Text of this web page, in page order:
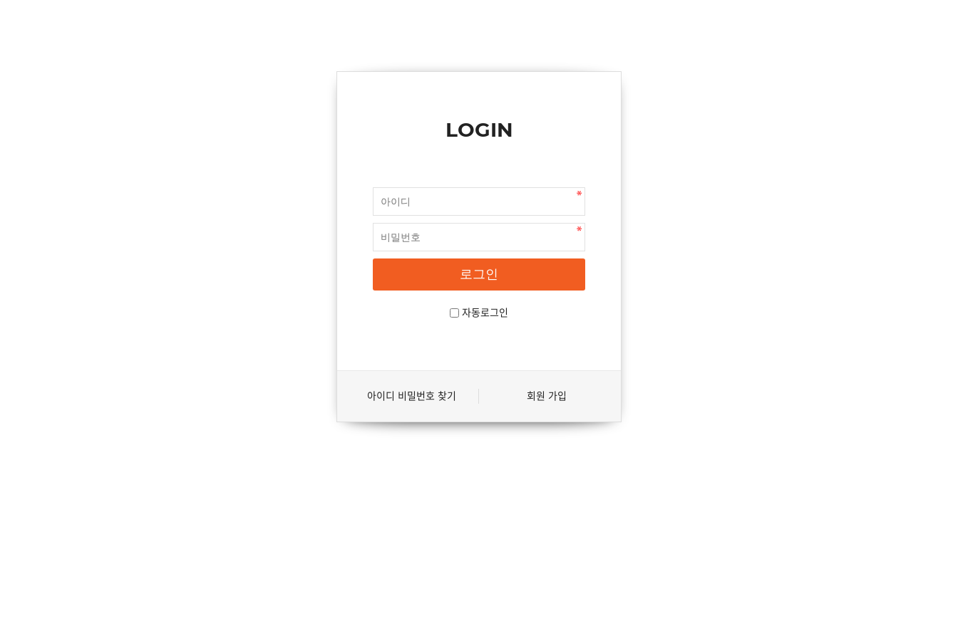
LOGIN
자동로그인
아이디 비밀번호 찾기 회원 가입